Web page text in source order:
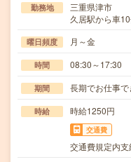
勤務地
三重県津市
久居駅から車
曜日頻度 月～金
時間 08:30～17:30
期間 長期でお仕事で
時給 時給1250円
交通費
交通費規定内支